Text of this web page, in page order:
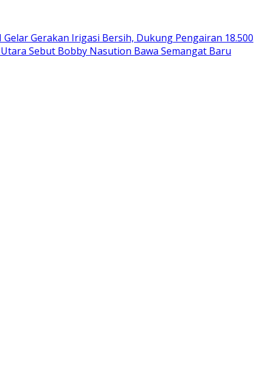
Gelar Gerakan Irigasi Bersih, Dukung Pengairan 18.500
Sebut Bobby Nasution Bawa Semangat Baru